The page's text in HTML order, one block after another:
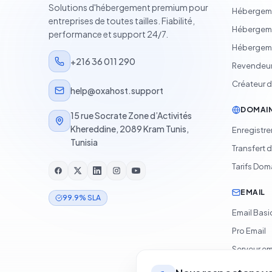
Solutions d'hébergement premium pour
entreprises de toutes tailles. Fiabilité,
performance et support 24/7.
+216 36 011 290
help@oxahost.support
15 rue Socrate Zone d’Activités
Khereddine, 2089 Kram Tunis,
Tunisia
99.9% SLA
Créateur
Transfert
Tarifs
EMAIL
Email
Pro Email
Serveur